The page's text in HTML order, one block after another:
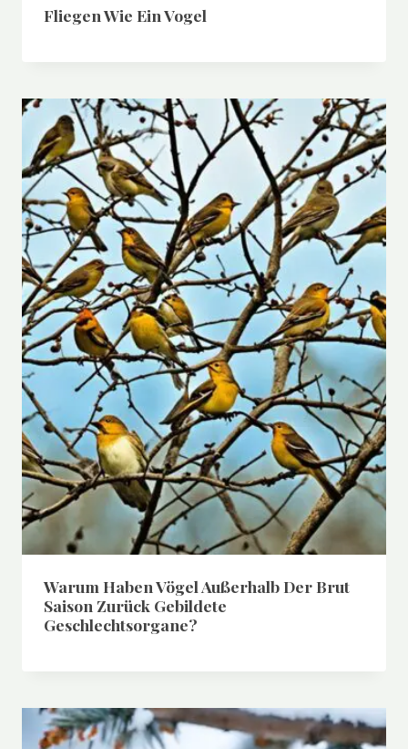
Fliegen Wie Ein Vogel
Warum Haben Vögel Außerhalb Der Brut
Saison Zurück Gebildete
Geschlechtsorgane?